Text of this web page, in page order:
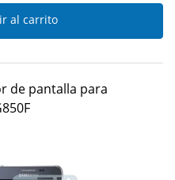
al carrito
de pantalla para